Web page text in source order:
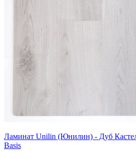
Ламинат Unilin (Юнилин) - Дуб
Basis